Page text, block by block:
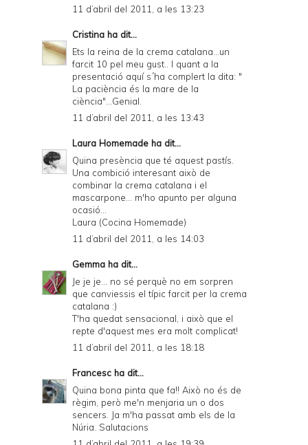
11 d’abril del 2011, a les 13:23
Cristina ha dit...
Ets la reina de la crema catalana...un
farcit 10 pel meu gust.. I quant a la
presentació aquí s´ha complert la dita: "
La paciència és la mare de la
ciència"...Genial.
11 d’abril del 2011, a les 13:43
Laura Homemade ha dit...
Quina presència que té aquest pastís.
Una combició interesant això de
combinar la crema catalana i el
mascarpone... m'ho apunto per alguna
ocasió...
Laura (Cocina Homemade)
11 d’abril del 2011, a les 14:03
Gemma ha dit...
Je je je... no sé perquè no em sorpren
que canviessis el típic farcit per la crema
catalana :)
T'ha quedat sensacional, i això que el
repte d'aquest mes era molt complicat!
11 d’abril del 2011, a les 18:18
Francesc ha dit...
Quina bona pinta que fa!! Això no és de
règim, però me'n menjaria un o dos
sencers. Ja m'ha passat amb els de la
Núria. Salutacions